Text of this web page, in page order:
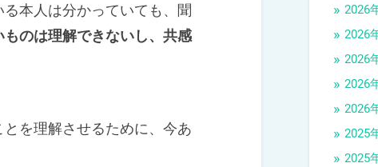
本人は分かっていても、聞
のは理解できないし、共感
を理解させるために、今あ
2026
2026
2026
2026
2026
2025
2025